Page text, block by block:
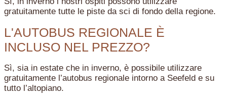
gratuitamente tutte le piste da sci di fondo della regione.
L'AUTOBUS REGIONALE È
INCLUSO NEL PREZZO?
Sì, sia in estate che in inverno, è possibile utilizzare
gratuitamente l’autobus regionale intorno a Seefeld e su
tutto l’altopiano.